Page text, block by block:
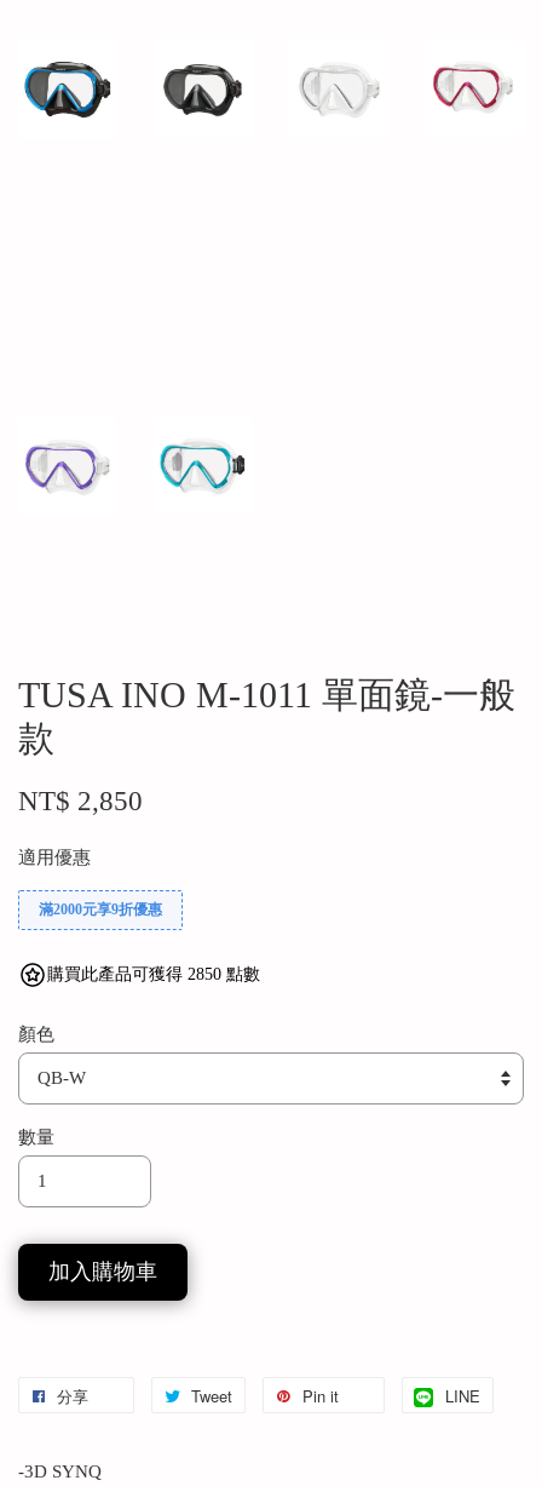
TUSA INO M-1011 單面鏡-一般
款
NT$ 2,850
適用優惠
滿2000元享9折優惠
購買此產品可獲得 2850 點數
顏色
數量
加入購物車
分享 Tweet Pin it LINE
-3D SYNQ